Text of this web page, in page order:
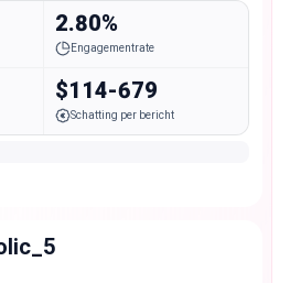
2.80%
Engagementrate
$114-679
Schatting per bericht